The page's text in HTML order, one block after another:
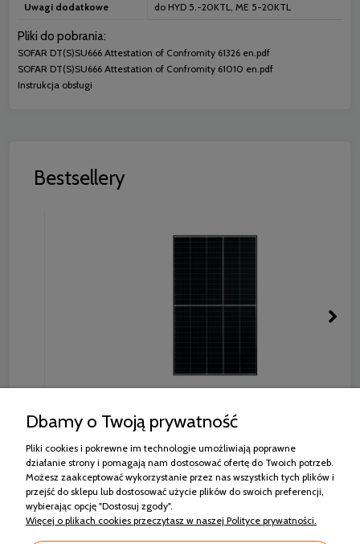
Uwagi dodatkowe do HYD 5.-20KTL, ME 5-20KTL
Pliki do pobrania:
SOFAR DT(S)SU666 Attestation of Confromity 61326 en.pdf
SOFAR DT(S)SU666 Attestation of Confromity 61010 en.pdf
Instrukcja obsługi
Bestsellery
CZARNA RAMA
564,42 zł
Dbamy o Twoją prywatność
Pliki cookies i pokrewne im technologie umożliwiają poprawne
działanie strony i pomagają nam dostosować ofertę do Twoich potrzeb.
Możesz zaakceptować wykorzystanie przez nas wszystkich tych plików i
przejść do sklepu lub dostosować użycie plików do swoich preferencji,
wybierając opcję "Dostosuj zgody".
Więcej o plikach cookies przeczytasz w naszej Polityce prywatności.